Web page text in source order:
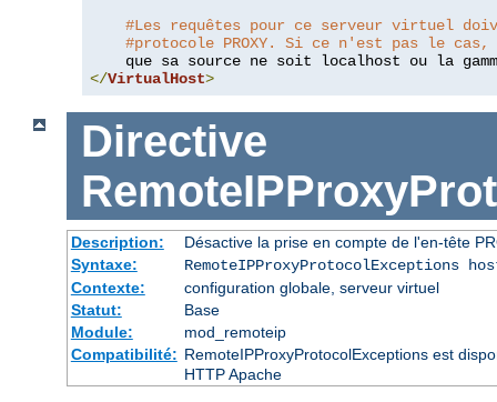
#Les requêtes pour ce serveur virtuel
#protocole PROXY. Si ce n'est pas le cas,
que sa source ne soit localhost ou la
</VirtualHost>
Directive
Description:
Désactive la prise en compte de l'en-tête
Syntaxe:
RemoteIPProxyProtocolExceptions
Contexte:
configuration globale, serveur virtuel
Statut:
Base
Module:
mod_remoteip
Compatibilité: RemoteIPProxyProtocolExceptions est
HTTP Apache